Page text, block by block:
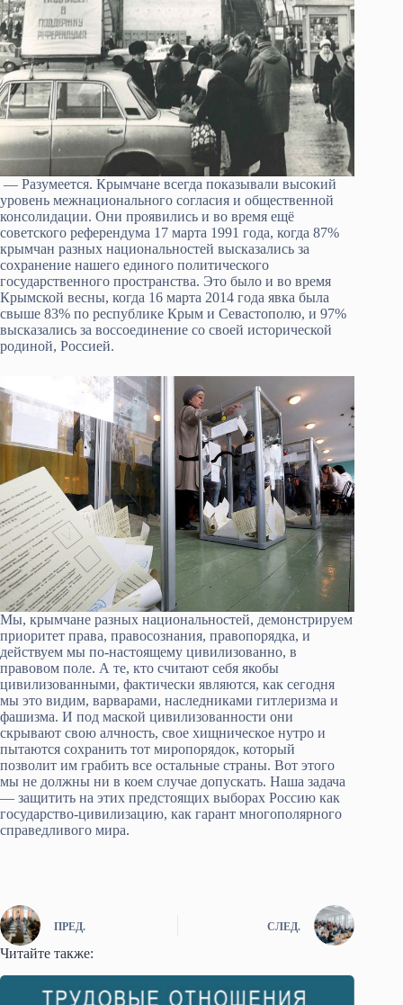
— Разумеется. Крымчане всегда показывали высокий
уровень межнационального согласия и общественной
консолидации. Они проявились и во время ещё
советского референдума 17 марта 1991 года, когда 87%
крымчан разных национальностей высказались за
сохранение нашего единого политического
государственного пространства. Это было и во время
Крымской весны, когда 16 марта 2014 года явка была
свыше 83% по республике Крым и Севастополю, и 97%
высказались за воссоединение со своей исторической
родиной, Россией.
Мы, крымчане разных национальностей, демонстрируем
приоритет права, правосознания, правопорядка, и
действуем мы по-настоящему цивилизованно, в
правовом поле. А те, кто считают себя якобы
цивилизованными, фактически являются, как сегодня
мы это видим, варварами, наследниками гитлеризма и
фашизма. И под маской цивилизованности они
скрывают свою алчность, свое хищническое нутро и
пытаются сохранить тот миропорядок, который
позволит им грабить все остальные страны. Вот этого
мы не должны ни в коем случае допускать. Наша задача
— защитить на этих предстоящих выборах Россию как
государство-цивилизацию, как гарант многополярного
справедливого мира.
ПРЕД. СЛЕД.
Читайте также: